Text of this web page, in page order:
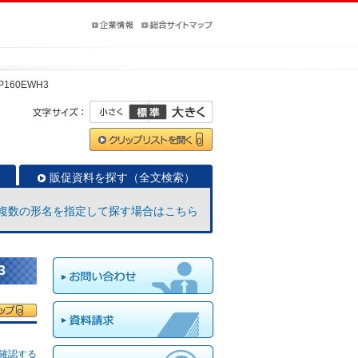
販促資料を探す（全文検索）
数の形名を指定して探す場合はこちら
認する